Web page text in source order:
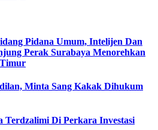
Pidana Umum, Intelijen Dan
Perak Surabaya Menorehkan
Minta Sang Kakak Dihukum
Terdzalimi Di Perkara Investasi